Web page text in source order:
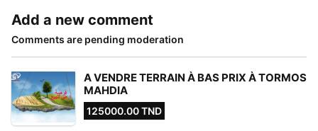
Add a new comment
Comments are pending moderation
A VENDRE TERRAIN À BAS PRIX À TORMOS
MAHDIA
125000.00 TND